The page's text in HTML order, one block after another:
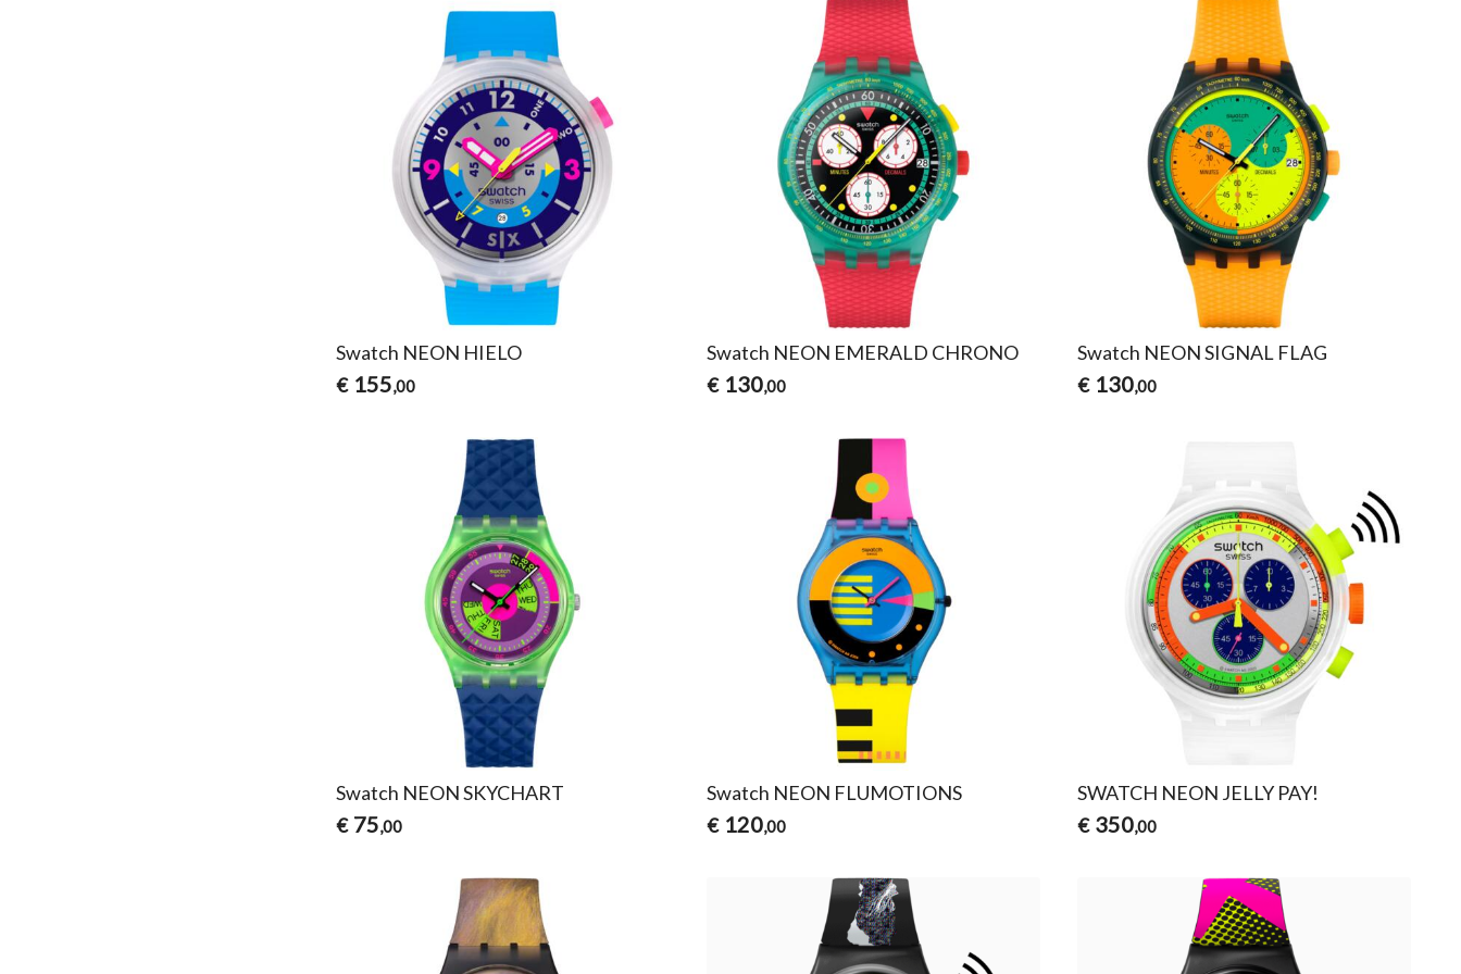
Swatch NEON HIELO
€ 155,00
Swatch NEON EMERALD CHRONO
€ 130,00
Swatch NEON SIGNAL FLAG
€ 130,00
Swatch NEON SKYCHART
€ 75,00
Swatch NEON FLUMOTIONS
€ 120,00
SWATCH NEON JELLY PAY!
€ 350,00